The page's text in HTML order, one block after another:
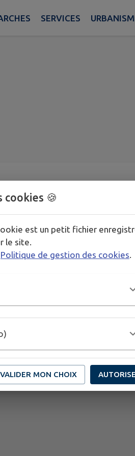
SERVICES
cookies 🍪
est un petit fichier
le site.
Politique de gestion des cookies
VALIDER MON CHOIX